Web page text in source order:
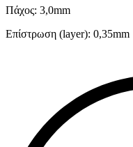
Πάχος: 3,0mm
Επίστρωση (layer): 0,35mm